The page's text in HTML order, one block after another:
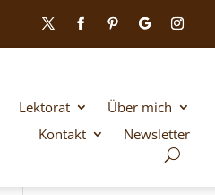
Lektorat
Über mich
Kontakt
Newsletter